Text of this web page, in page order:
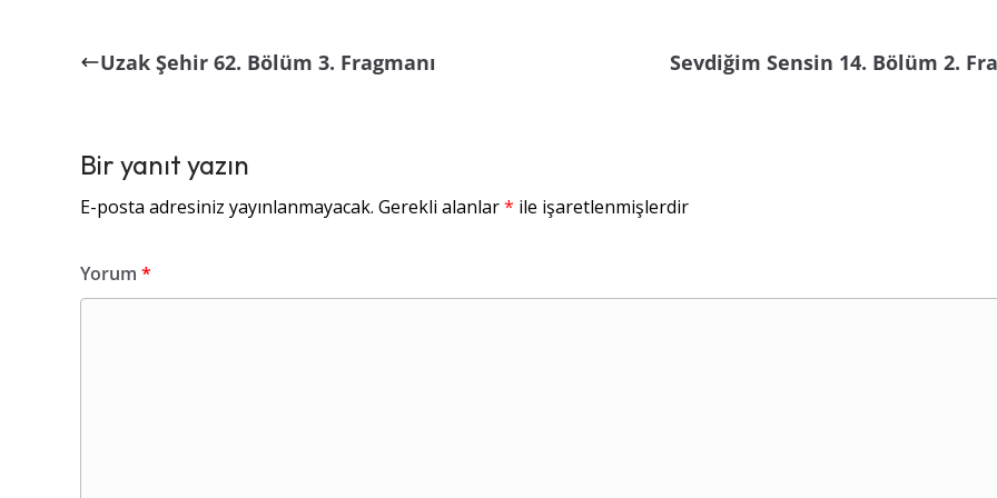
Uzak Şehir 62. Bölüm 3. Fragmanı Sevdiğim Sensin 14. Bölüm 2.
Bir yanıt yazın
E-posta adresiniz yayınlanmayacak. Gerekli alanlar* ile işaretlenmişlerdir
Yorum *